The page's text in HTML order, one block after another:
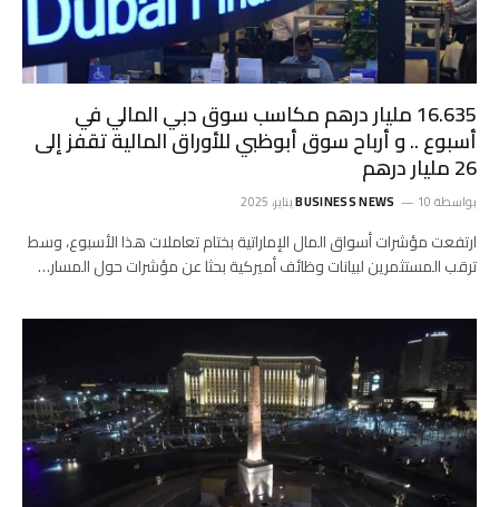
16.635 مليار درهم مكاسب سوق دبي المالي في
أسبوع .. و أرباح سوق أبوظبي للأوراق المالية تقفز إلى
26 مليار درهم
بواسطة BUSINESS NEWS 10 يناير، 2025
ارتفعت مؤشرات أسواق المال الإماراتية بختام تعاملات هذا الأسبوع، وسط
ترقب المستثمرين لبيانات وظائف أميركية بحثا عن مؤشرات حول المسار…